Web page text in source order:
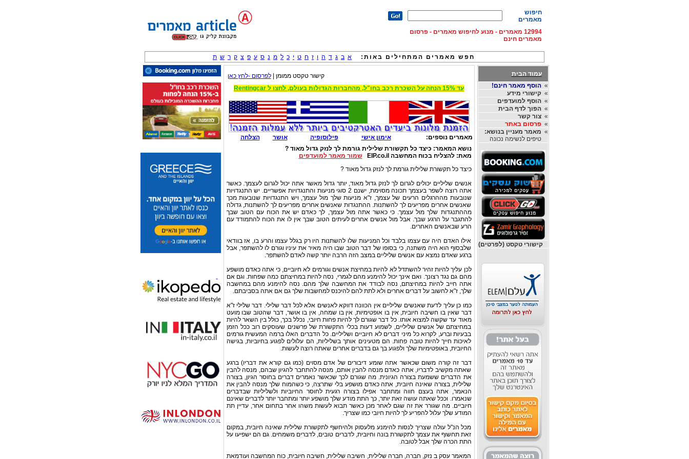
חיפוש
מאמרים
12994 מאמרים - מנוע לחיפוש מאמרים - פרסום
מאמרים חינם
חפש מאמרים המתחילים באות: א ב ג ד ה ו ז ח ט י כ ל מ נ ס ע פ צ ק ר ש ת
עמוד הבית
»הוסף מאמר חינם!
»קישורי מידע
»הוסף למועדפים
»הפוך לדף הבית
»צור קשר
»פרסום באתר
» מאמר מעניין בנושא:
טיפים לנשימה נכונה
קישורי טקסט (לפרטים)
קישור טקסט ממומן |לפרסום -לחץ כאן
עד 15% הנחה על השכרת רכב בחו"ל, מהחברות הגדולות בעולם, לחצו ל Rentingcar
מאמרים נוספים: אימון אישי פילוסופיה אושר
הצלחה
נושא המאמר: כיצד כל תקשורת שלילית גורמת לך לנזק גדול מאוד ?
מאת:להצליח בכוח המחשבה EIP.co.il
שמור מאמר למועדפים
כיצד כל תקשורת שלילית גורמת לך לנזק גדול מאוד ?
אנשים שליליים יכולים לגרום לך לנזק גדול מאוד, יותר גדול מאשר אתה יכול לגרום לעצמך. כאשר
אתה רוצה לשפר בעצמך תכונה מסוימת, ישנם 2 סוגי מניעות והתנגדויות אפשריים. יש התנגדויות
שנובעות מההרגלים הרעים של עצמך, ז"א מניעות שלך מול עצמך, ויש התנגדויות שנובעות מכך
שאנשים אחרים מפריעים לך להשתנות. ההתנגדות שאנשים אחרים מפריעים לך להשתנות, גדולה
מההתנגדות שלך מול עצמך. כי כאשר אתה מול עצמך, לך כאדם יש את הכוח עם הטוב שבך
להתגבר על הרגע שבך. אבל מול אנשים אחרים לעיתים הטוב שבך אין לו את הכוח להתמודד עם
הרע שבאנשים האחרים.
אילו האדם היה עם עצמו בלבד וכל המניעות שלו להשתנות היו רק בגלל עצמו והרע בו, אז בוודאי
שלבסוף הוא היה משתנה, כי בסופו של דבר הטוב שבו היה מאיר את עיניו וגורם לו להשתפר, אבל
ברגע שאדם נמצא עם אנשים שליליים במצב הזה הרבה יותר קשה לאדם להשתפר.
לכן עליך להיות זהיר להשתדל לא להיות במחיצת אנשים וגורמים לא חיוביים, כי אתה כאדם מושפע
מהם גם נגד רצונך. ואם אינך יכול להימנע מהם לגמרי, נסה להיות במחיצתם כמה שפחות. וגם אם
אתה חייב להיות במחיצתם, נסה לבודד את המחשבה שלך מהם. נסה להימנע מהם במחשבה
שלך, ז"א לחשוב על דברים אחרים ולא לתת להם להיכנס למחשבות שלך גם אם אתה בסביבתם.
כמו כן עליך לדעת שאנשים שליליים אין הכוונה דווקא לאנשים אלא לכל דבר שלילי. דבר שלילי ז"א
דבר שאין בו חשיבה חיובית, אין בו אופטימיות, אין בו שמחה, אין בו אושר, דבר שהטוב שבו מועט
מאוד עד שקשה למצוא אותו. כל דבר שגורם לך להיות פחות חיובי, נכלל בכך, כולל בין השאר להיות
במחיצתם של אנשים שליליים, לשמוע דעות בכלי התקשורת של פרשנים שעוסקים רוב ככל הזמן
בבעיות וברע, לקרוא כל מיני דברים לא חיוביים ושליליים. כל הדברים האלו ברמה המעשית גורמים
לאיכות חייך להיות טובה פחות. הם מטעינים אותך בשליליות, הם עלולים לפגוע בחיוביות, בגישה
החיובית, באופטימיות שלך ולפגוע בך גם בדברים אחרים שאתה רוצה לעשות.
דבר זה קורה משום שכאשר אתה שומע דיבורים של אדם מסוים (כמו גם קורא את דבריו) ברגע
שאתה מקשיב לדבריו, אתה כאדם מנסה להבין אותם, מנסה להתחבר להגיון שבהם, מנסה להבין
את הדברים ששמעת בצורה הגיונית. מה שגורם לכך שכאשר נאמרים דברים בחוסר הגיון, בצורה
שלילית, בצורה שאינה חיובית, אתה כאדם מושפע בלי שתרצה, כי כשהמוח שלך מנסה להבין את
הנאמר, אתה בעצם חווה ומתחבר אפילו בצורה רגעית לחוסר החיוביות ולשליליות שבדברים
שנאמרו. וככל שאתה עושה זאת יותר, כך התת מודע שלך מושפע יותר ומתחבר יותר לדברים שאינם
חיוביים. מה שגורר את זה שגם לאחר מכן כאשר תבוא לעשות משהו אחר בתחום אחר, עדיין תת
המודע שלך עלול להפריע לך להיות חיובי כמו שצריך.
מכל הנ"ל עולה שצריך לנסות להימנע מלעסוק ולהיחשף לתקשורת שלילית שאינה חיובית, במקום
זאת תחשוף את עצמך לתקשורת בונה וחיובית, לדברים טובים, לדברים משמחים. גם הם ישפיעו על
התת הכרה שלך אבל לטובה.
המאמר עסק ב נזק, חברה, חברה שלילית, חשיבה שלילית, חשיבה חיובית, כוח המחשבה ועודמאת